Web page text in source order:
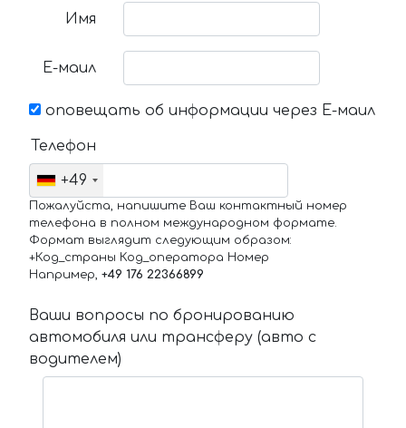
Имя
Е-маил
оповещать об информации через Е-маил
Телефон
+49
Пожалуйста, напишите Ваш контактный номер
телефона в полном международном формате.
Формат выглядит следующим образом:
+Код_страны Код_оператора Номер
Например, +49 176 22366899
Ваши вопросы по бронированию
автомобиля или трансферу (авто с
водителем)